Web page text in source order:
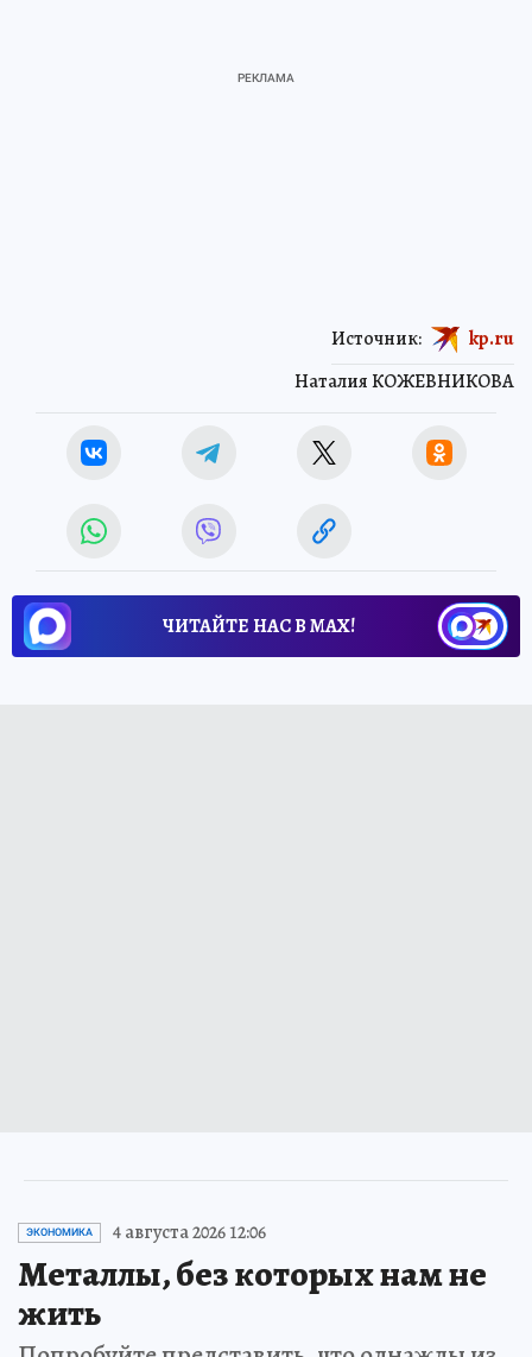
Наталия КОЖЕВНИКОВА
Источник: kp.ru
ЧИТАЙТЕ НАС В МАХ!
ЭКОНОМИКА 4 августа 2026 12:06
Металлы, без которых нам не
жить